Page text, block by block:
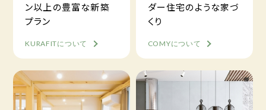
ン以上の豊富な新築
プラン
KURAFITについて
ダー住宅のような家づ
くり
COMYについて